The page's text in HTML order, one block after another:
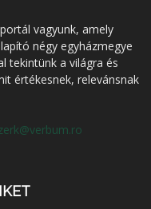
vagyunk, amely
négy egyházmegye
tekintünk a világra és
értékesnek, relevánsnak